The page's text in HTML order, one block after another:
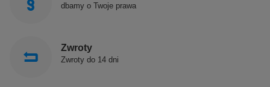
dbamy o Twoje prawa
Zwroty
Zwroty do 14 dni